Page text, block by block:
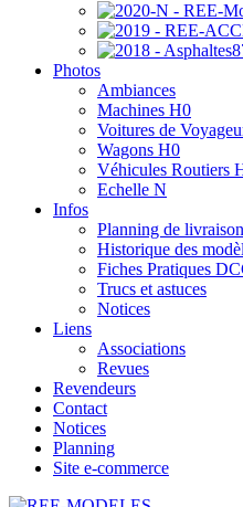
Photos
Ambiances
Machines H0
Voitures de
Wagons H0
Véhicules Routiers
Echelle N
Infos
Planning de livraison
Historique des
Fiches Pratiques
Trucs et astuces
Notices
Liens
Associations
Revues
Revendeurs
Contact
Notices
Planning
Site e-commerce